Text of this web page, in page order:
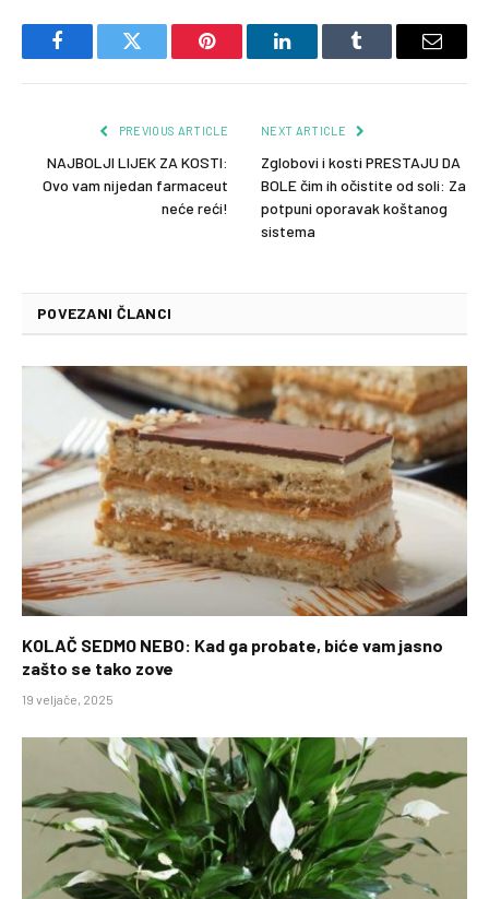
FacebookTwitter Pinterest LinkedInTumblr Email
PREVIOUS ARTICLE
NAJBOLJI LIJEK ZA KOSTI:
Ovo vam nijedan farmaceut
neće reći!
NEXT ARTICLE
Zglobovi i kosti PRESTAJU DA
BOLE čim ih očistite od soli: Za
potpuni oporavak koštanog
sistema
POVEZANI ČLANCI
KOLAČ SEDMO NEBO: Kad ga probate, biće vam jasno
zašto se tako zove
19 veljače, 2025